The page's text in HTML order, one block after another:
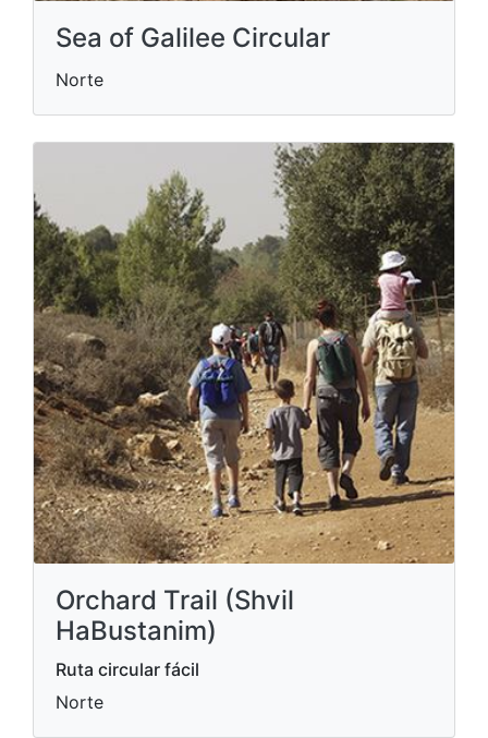
Sea of Galilee Circular
Norte
Orchard Trail (Shvil
HaBustanim)
Ruta circular fácil
Norte